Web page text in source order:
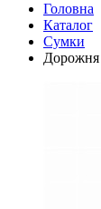
Головна
Каталог
Сумки
Дорожня